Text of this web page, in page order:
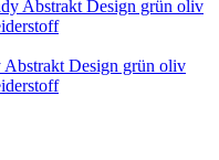
Abstrakt Design grün oliv